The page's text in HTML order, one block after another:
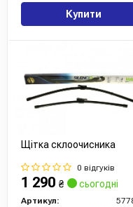
бренду з гарантією
професійну
Сайт: https://
Усі запчастини BOSCH
Купити
Щітка склоочисника
0 відгуків
1 290 ₴ сьогодні
Артикул: